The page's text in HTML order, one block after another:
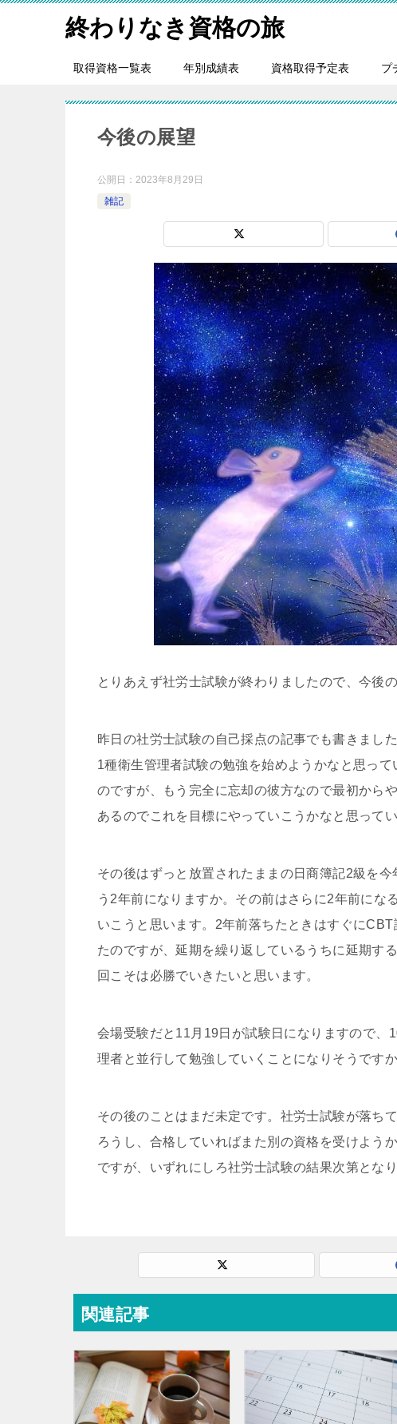
終わりなき資格の旅
取得資格一覧表 年別成績表 資格取得予定表 プ
今後の展望
公開日： 2023年8月29日
雑記
とりあえず社労士試験が終わりましたので、今後
昨日の社労士試験の自己採点の記事でも書きまし
1種衛生管理者試験の勉強を始めようかなと思っ
のですが、もう完全に忘却の彼方なので最初から
あるのでこれを目標にやっていこうかなと思って
その後はずっと放置されたままの日商簿記2級を
う2年前になりますか。その前はさらに2年前にな
いこうと思います。2年前落ちたときはすぐに
たのですが、延期を繰り返しているうちに延期す
回こそは必勝でいきたいと思います。
会場受験だと11月19日が試験日になりますので
理者と並行して勉強していくことになりそうですか
その後のことはまだ未定です。社労士試験が落ち
ろうし、合格していればまた別の資格を受けよう
ですが、いずれにしろ社労士試験の結果次第となり
関連記事